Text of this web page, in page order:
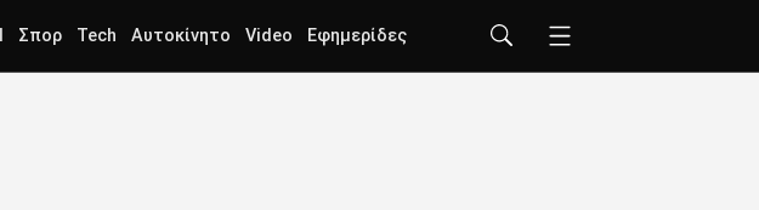
Σπορ Tech Αυτοκίνητο Video Εφημερίδες